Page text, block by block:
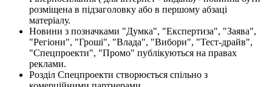
розміщена в підзаголовку або в першому абзаці
матеріалу.
Новини з позначками "Думка", "Експертиза", "Заява",
"Регіони", "Гроші", "Влада", "Вибори", "Тест-драйв",
"Спецпроекти", "Промо" публікуються на правах
реклами.
Розділ Спецпроекти створюється спільно з